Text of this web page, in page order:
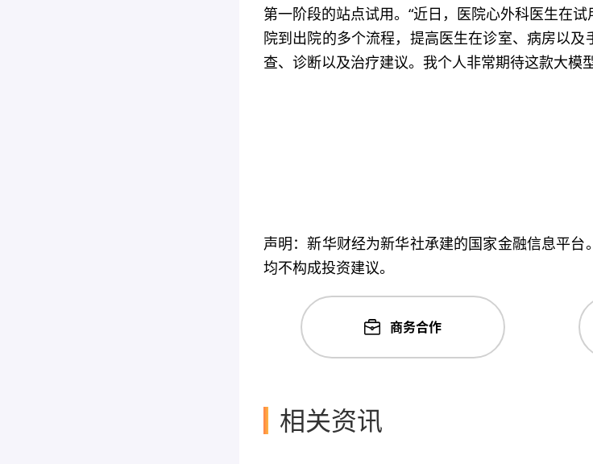
第一阶段的站点试用。“近日，医院心外科医生在
院到出院的多个流程，提高医生在诊室、病房以
查、诊断以及治疗建议。我个人非常期待这款大模
声明：新华财经为新华社承建的国家金融信息平
均不构成投资建议。
商务合作
相关资讯